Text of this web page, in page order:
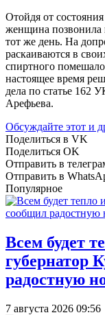
Отойдя от
женщина позвонила
тот же день. На
раскаиваются в
спиртного
настоящее время
дела по статье 162
Арефьева.
Обсуждайте этот и
Поделиться в VK
Поделиться OK
Отправить в
Отправить в
Популярное
Всем будет
губернатор
радостную
7 августа 2026 09:56